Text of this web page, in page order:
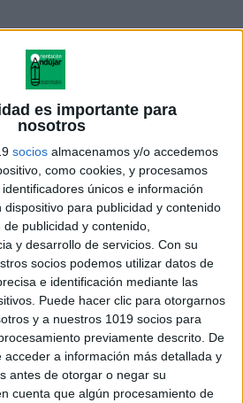
es importante para
nosotros
socios almacenamos y/o accedemos
como cookies, y procesamos
únicos e información
para publicidad y contenido
publicidad y contenido,
y desarrollo de servicios. Con su
socios podemos utilizar datos de
e identificación mediante las
Puede hacer clic para otorgarnos
y a nuestros 1019 socios para
previamente descrito. De
a información más detallada y
antes de otorgar o negar su
cuenta que algún procesamiento de
GRUPO EXCLUSIVO DE
WHATSAPP